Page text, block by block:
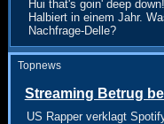
Hui that's goin' deep
Halbiert in einem Jahr.
Nachfrage-Delle?
Topnews
Streaming Betrug
US Rapper verklagt